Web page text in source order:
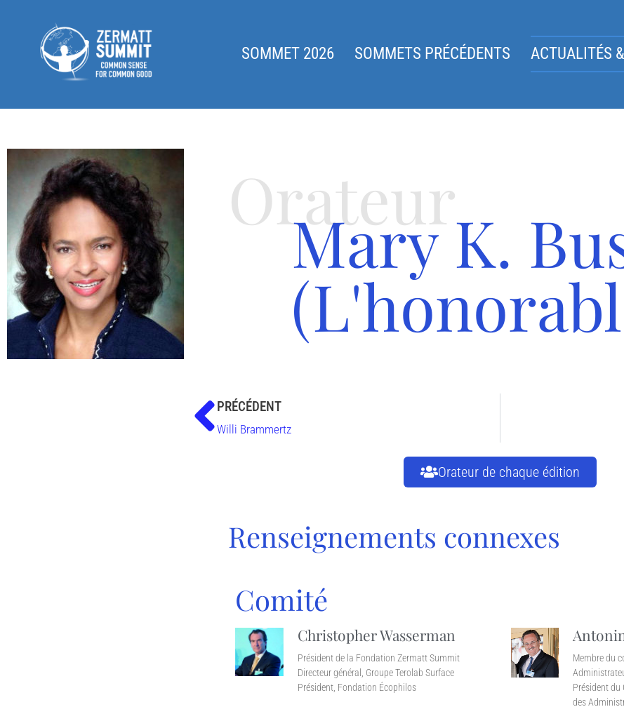
SOMMET 2026 SOMMETS PRÉCÉDENTS ACTUALITÉS
Orateur
Mary K.
PRÉCÉDENT
Willi Brammertz
Orateur de chaque édition
Renseignements connexes
Comité
Christopher Wasserman
Président de la Fondation Zermatt Summit
Directeur général, Groupe Terolab Surface
Président, Fondation Écophilos
Membre du
Président du
des